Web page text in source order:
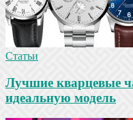
Статьи
Лучшие кварцевые
идеальную модель